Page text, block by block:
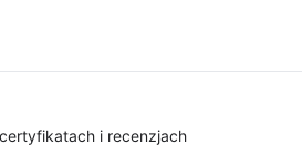
i recenzjach